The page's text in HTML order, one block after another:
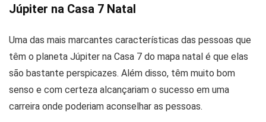
Júpiter na Casa 7 Natal
Uma das mais marcantes características das pessoas que
têm o planeta Júpiter na Casa 7 do mapa natal é que elas
são bastante perspicazes. Além disso, têm muito bom
senso e com certeza alcançariam o sucesso em uma
carreira onde poderiam aconselhar as pessoas.